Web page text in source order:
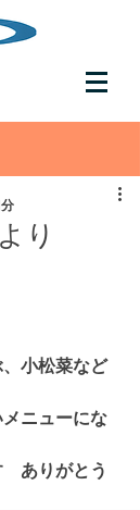
り
小松菜など
ニューにな
ありがとう